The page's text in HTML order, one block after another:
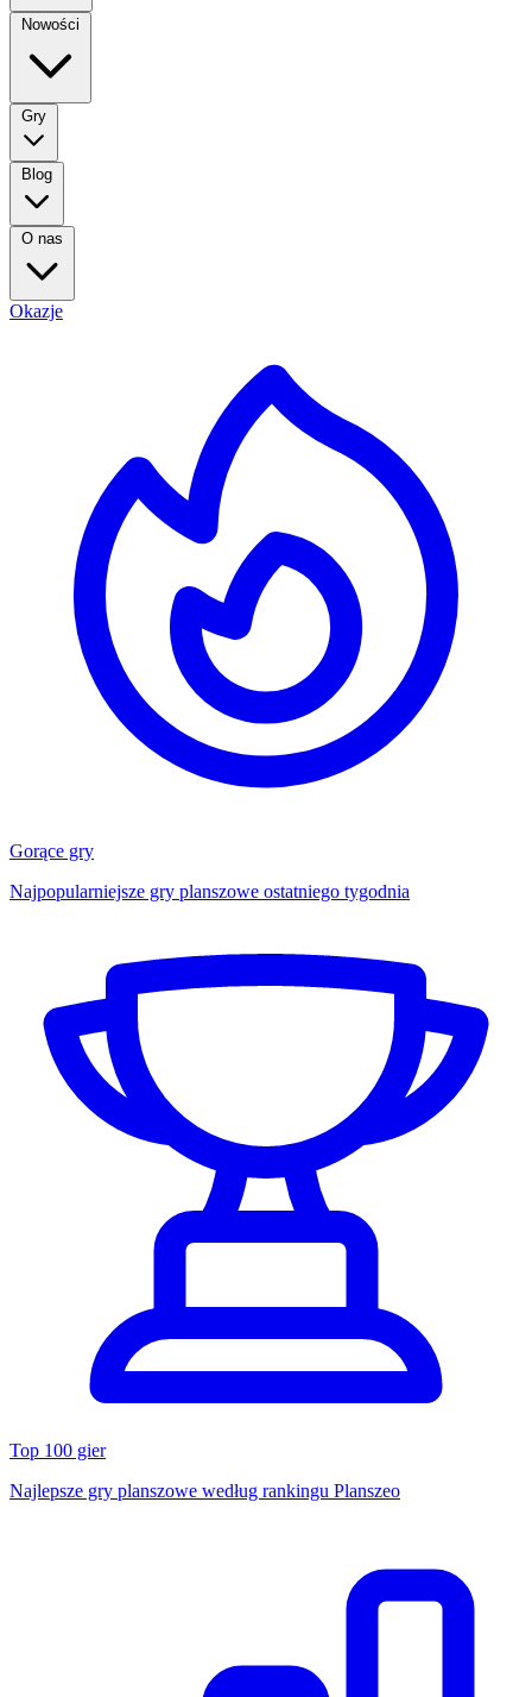
Nowości
Gry
Blog
O nas
Okazje
Gorące gry
Najpopularniejsze gry planszowe ostatniego tygodnia
Top 100 gier
Najlepsze gry planszowe według rankingu Planszeo